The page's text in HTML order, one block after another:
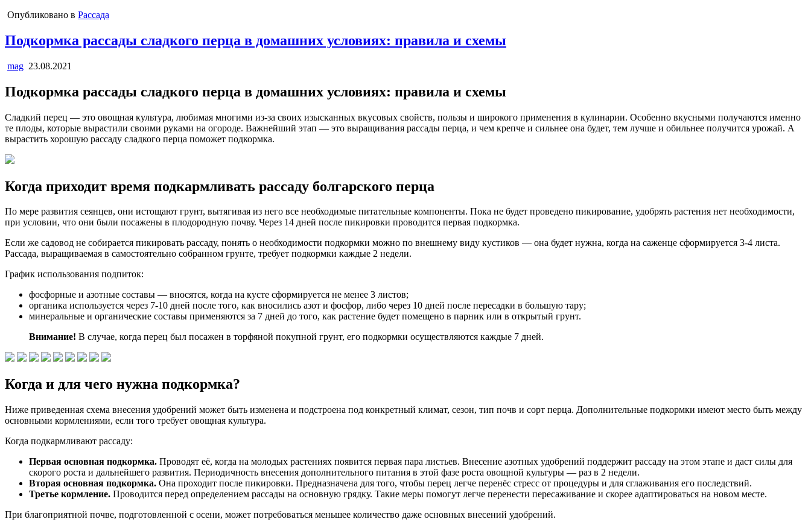
Опубликовано в Рассада
Подкормка рассады сладкого перца в домашних условиях: правила и схемы
mag 23.08.2021
Подкормка рассады сладкого перца в домашних условиях: правила и схемы
Сладкий перец — это овощная культура, любимая многими из-за своих изысканных вкусовых свойств, пользы и широкого применения в кулинарии. Особенно вкусными получаются именно
те плоды, которые вырастили своими руками на огороде. Важнейший этап — это выращивания рассады перца, и чем крепче и сильнее она будет, тем лучше и обильнее получится урожай. А
вырастить хорошую рассаду сладкого перца поможет подкормка.
Когда приходит время подкармливать рассаду болгарского перца
По мере развития сеянцев, они истощают грунт, вытягивая из него все необходимые питательные компоненты. Пока не будет проведено пикирование, удобрять растения нет необходимости,
при условии, что они были посажены в плодородную почву. Через 14 дней после пикировки проводится первая подкормка.
Если же садовод не собирается пикировать рассаду, понять о необходимости подкормки можно по внешнему виду кустиков — она будет нужна, когда на саженце сформируется 3-4 листа.
Рассада, выращиваемая в самостоятельно собранном грунте, требует подкормки каждые 2 недели.
График использования подпиток:
фосфорные и азотные составы — вносятся, когда на кусте сформируется не менее 3 листов;
органика используется через 7-10 дней после того, как вносились азот и фосфор, либо через 10 дней после пересадки в большую тару;
минеральные и органические составы применяются за 7 дней до того, как растение будет помещено в парник или в открытый грунт.
Внимание! В случае, когда перец был посажен в торфяной покупной грунт, его подкормки осуществляются каждые 7 дней.
Когда и для чего нужна подкормка?
Ниже приведенная схема внесения удобрений может быть изменена и подстроена под конкретный климат, сезон, тип почв и сорт перца. Дополнительные подкормки имеют место быть между
основными кормлениями, если того требует овощная культура.
Когда подкармливают рассаду:
Первая основная подкормка. Проводят её, когда на молодых растениях появится первая пара листьев. Внесение азотных удобрений поддержит рассаду на этом этапе и даст силы для
скорого роста и дальнейшего развития. Периодичность внесения дополнительного питания в этой фазе роста овощной культуры — раз в 2 недели.
Вторая основная подкормка. Она проходит после пикировки. Предназначена для того, чтобы перец легче перенёс стресс от процедуры и для сглаживания его последствий.
Третье кормление. Проводится перед определением рассады на основную грядку. Такие меры помогут легче перенести пересаживание и скорее адаптироваться на новом месте.
При благоприятной почве, подготовленной с осени, может потребоваться меньшее количество даже основных внесений удобрений.